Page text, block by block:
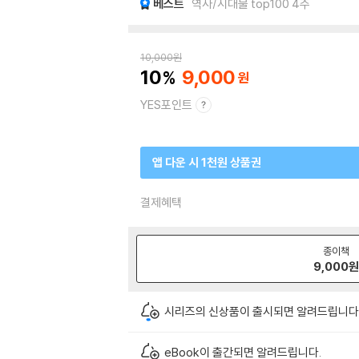
베스트 역사/시대물 top100 4주
10,000원
10 9,000
YES포인트
앱 다운 시 1천원 상품권
결제혜택
종이책
9,000원
시리즈의 신상품이 출시되면 알려드립니
eBook이 출간되면 알려드립니다.